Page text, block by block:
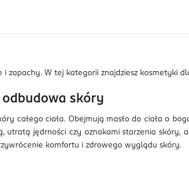
zapachy. W tej kategorii znajdziesz kosmetyki
odbudowa skóry
całego ciała. Obejmują masło do ciała o
utratą jędrności czy oznakami starzenia
komfortu i zdrowego wyglądu skóry.